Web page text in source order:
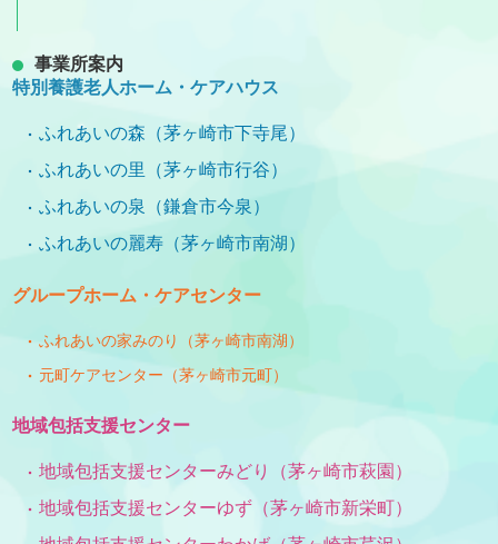
事業所案内
特別養護老人ホーム・ケアハウス
ふれあいの森（茅ヶ崎市下寺尾）
ふれあいの里（茅ヶ崎市行谷）
ふれあいの泉（鎌倉市今泉）
ふれあいの麗寿（茅ヶ崎市南湖）
グループホーム・ケアセンター
ふれあいの家みのり（茅ヶ崎市南湖）
元町ケアセンター（茅ヶ崎市元町）
地域包括支援センター
地域包括支援センターみどり（茅ヶ崎市萩園）
地域包括支援センターゆず（茅ヶ崎市新栄町）